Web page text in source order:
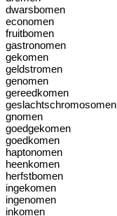
dwarsbomen
economen
fruitbomen
gastronomen
gekomen
geldstromen
genomen
gereedkomen
geslachtschromosomen
gnomen
goedgekomen
goedkomen
haptonomen
heenkomen
herfstbomen
ingekomen
ingenomen
inkomen